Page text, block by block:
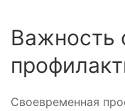
Важность
Своевременная